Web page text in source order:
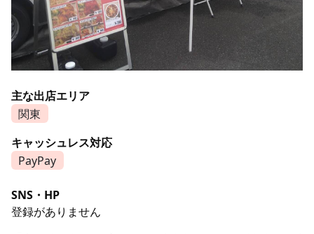
主な出店エリア
関東
キャッシュレス対応
PayPay
SNS・HP
登録がありません